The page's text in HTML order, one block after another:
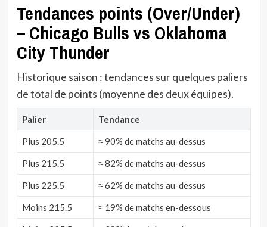
Tendances points (Over/Under)
– Chicago Bulls vs Oklahoma
City Thunder
Historique saison : tendances sur quelques paliers
de total de points (moyenne des deux équipes).
Palier Tendance
Plus 205.5 ≈ 90% de matchs au-dessus
Plus 215.5 ≈ 82% de matchs au-dessus
Plus 225.5 ≈ 62% de matchs au-dessus
Moins 215.5 ≈ 19% de matchs en-dessous